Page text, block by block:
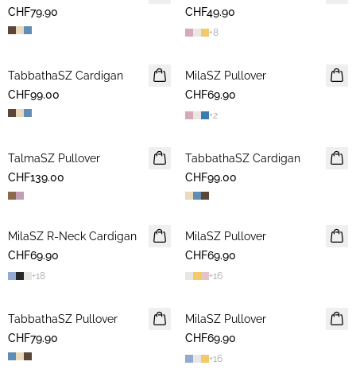
CHF79.90
2 FOR 120 CHF
CHF49.90
+8
NEUHEIT
TabbathaSZ Cardigan
CHF99.00
NEUHEIT
2 FOR 120 CHF
MilaSZ Pullover
CHF69.90
+2
NEUHEIT
TalmaSZ Pullover
CHF139.00
NEUHEIT
TabbathaSZ Cardigan
CHF99.00
NEUHEIT
MilaSZ R-Neck Cardigan
CHF69.90
+18
2 FOR 120 CHF
MilaSZ Pullover
CHF69.90
+16
NEUHEIT
TabbathaSZ Pullover
CHF79.90
NEUHEIT
MilaSZ Pullover
CHF69.90
+16